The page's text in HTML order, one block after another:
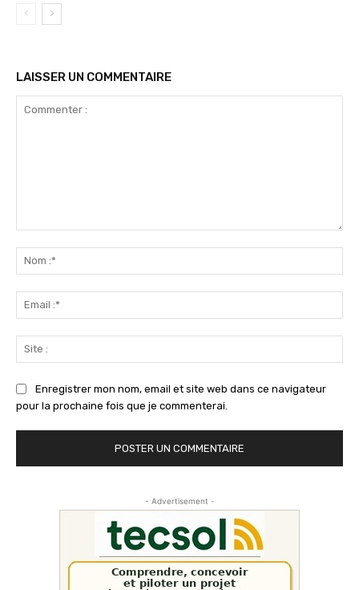
LAISSER UN COMMENTAIRE
Enregistrer mon nom, email et site web dans ce navigateur
pour la prochaine fois que je commenterai.
- Advertisement -